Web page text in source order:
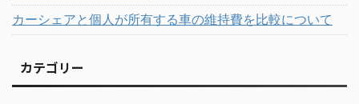
カーシェアと個人が所有する車の維持費を比較について
カテゴリー